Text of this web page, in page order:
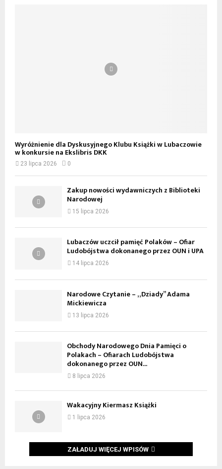
Wyróżnienie dla Dyskusyjnego Klubu Książki w Lubaczowie
w konkursie na Ekslibris DKK
23 lipca 2026 0
Zakup nowości wydawniczych z Biblioteki
Narodowej
15 lipca 2026
Lubaczów uczcił pamięć Polaków – Ofiar
Ludobójstwa dokonanego przez OUN i UPA
14 lipca 2026
Narodowe Czytanie – „Dziady” Adama
Mickiewicza
13 lipca 2026
Obchody Narodowego Dnia Pamięci o
Polakach – Ofiarach Ludobójstwa
dokonanego przez OUN...
8 lipca 2026
Wakacyjny Kiermasz Książki
1 lipca 2026
ZAŁADUJ WIĘCEJ WPISÓW